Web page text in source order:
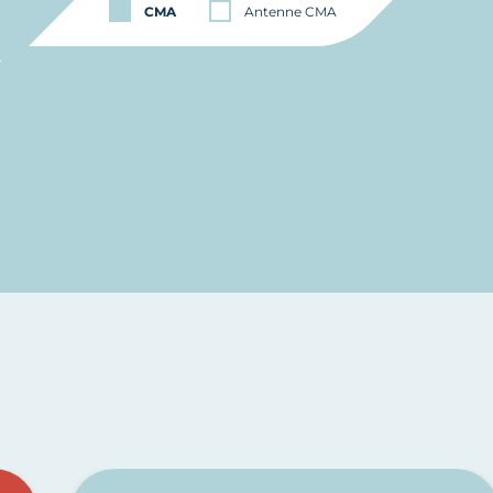
CMA Antenne CMA